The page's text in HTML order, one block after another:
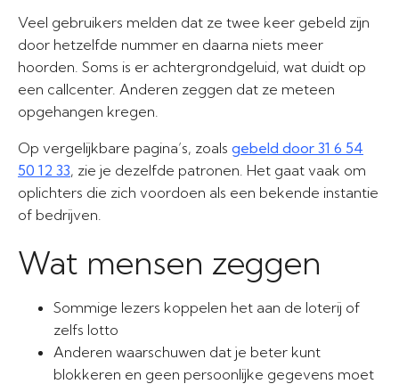
Veel gebruikers melden dat ze twee keer gebeld zijn
door hetzelfde nummer en daarna niets meer
hoorden. Soms is er achtergrondgeluid, wat duidt op
een callcenter. Anderen zeggen dat ze meteen
opgehangen kregen.
Op vergelijkbare pagina’s, zoals gebeld door 31 6 54
50 12 33, zie je dezelfde patronen. Het gaat vaak om
oplichters die zich voordoen als een bekende instantie
of bedrijven.
Wat mensen zeggen
Sommige lezers koppelen het aan de loterij of
zelfs lotto
Anderen waarschuwen dat je beter kunt
blokkeren en geen persoonlijke gegevens moet